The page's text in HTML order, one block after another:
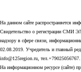
На данном сайте распространяется
Свидетельство о регистрации
надзору в сфере связи,
02.08.2019. Учредитель и главный
info@125region.ru, тел.+79025056767.
На информационном ресурсе (сайте)